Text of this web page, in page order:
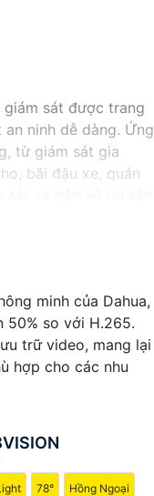
sát được trang
ninh dễ dàng. Ứng
từ giám sát gia
bãi đậu xe, quán
minh của Dahua,
so với H.265.
trữ video, mang lại
hợp cho các nhu
78° Hồng Ngoại